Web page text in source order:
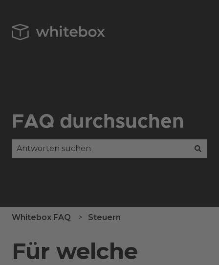
FAQ durchsuchen
Whitebox FAQ Steuern
Für welche